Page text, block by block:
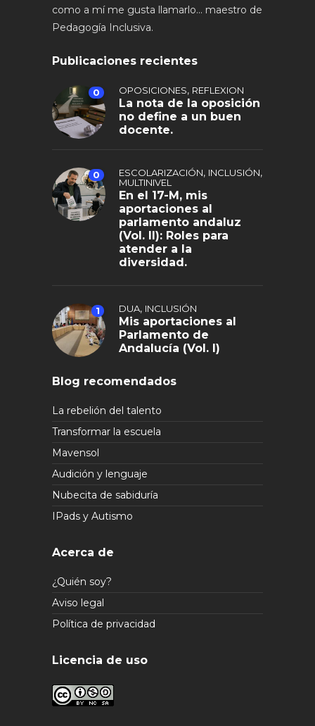
como a mí me gusta llamarlo... maestro de
Pedagogía Inclusiva.
Publicaciones recientes
0 OPOSICIONES, REFLEXION
La nota de la oposición
no define a un buen
docente.
0 ESCOLARIZACIÓN, INCLUSIÓN,
MULTINIVEL
En el 17-M, mis
aportaciones al
parlamento andaluz
(Vol. II): Roles para
atender a la
diversidad.
1 DUA, INCLUSIÓN
Mis aportaciones al
Parlamento de
Andalucía (Vol. I)
Blog recomendados
La rebelión del talento
Transformar la escuela
Mavensol
Audición y lenguaje
Nubecita de sabiduría
IPads y Autismo
Acerca de
¿Quién soy?
Aviso legal
Política de privacidad
Licencia de uso